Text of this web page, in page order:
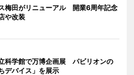
梅田がリニューアル 開業6周年記念
や改装
科学館で万博企画展 パビリオンの
デバイス」を展示